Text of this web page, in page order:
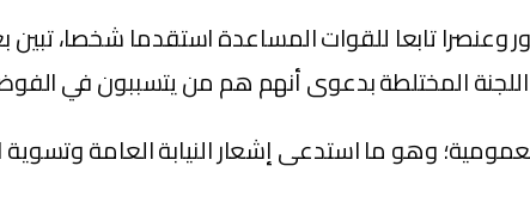
وعنصرا تابعا للقوات المساعدة استقدما شخصا،
اللجنة المختلطة بدعوى أنهم هم من يتسببون في
وهو ما استدعى إشعار النيابة العامة